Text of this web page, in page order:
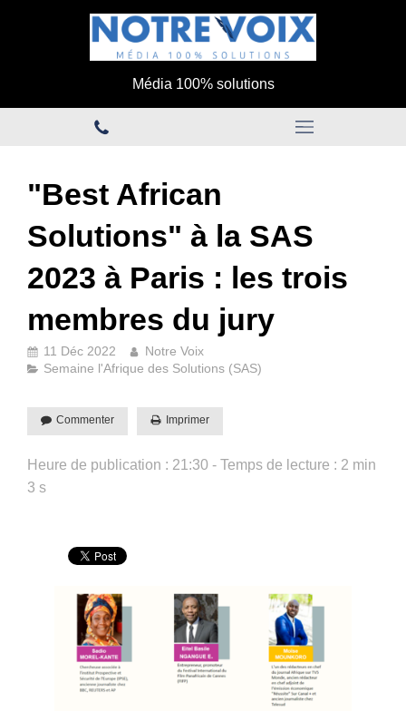
Média 100% solutions
"Best African
Solutions" à la SAS
2023 à Paris : les trois
membres du jury
11 Déc 2022
Notre Voix
Semaine l'Afrique des Solutions (SAS)
Commenter Imprimer
Heure de publication : 21:30 - Temps de lecture : 2 min
3 s